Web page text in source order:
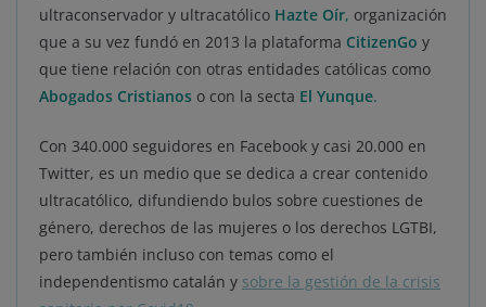
ultraconservador y ultracatólico Hazte Oír, organización
que a su vez fundó en 2013 la plataforma CitizenGo y
que tiene relación con otras entidades católicas como
Abogados Cristianos o con la secta El Yunque.
Con 340.000 seguidores en Facebook y casi 20.000 en
Twitter, es un medio que se dedica a crear contenido
ultracatólico, difundiendo bulos sobre cuestiones de
género, derechos de las mujeres o los derechos LGTBI,
pero también incluso con temas como el
independentismo catalán y sobre la gestión de la crisis